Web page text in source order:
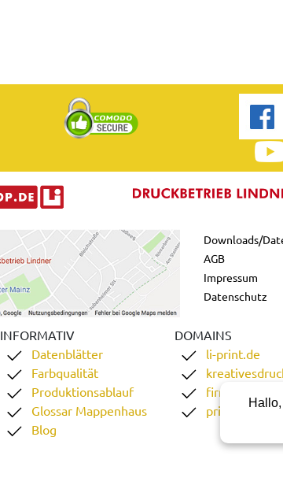
Downloads/
AGB
Impressum
Datenschutz
INFORMATIV
Datenblätter
Farbqualität
Produktionsablauf
Glossar Mappenhaus
Blog
DOMAINS
li-print.de